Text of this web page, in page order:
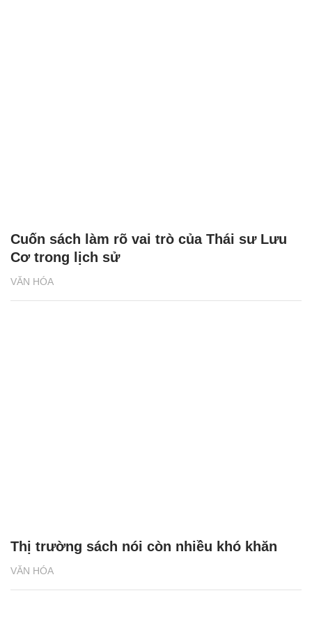
VĂN HÓA
Cuốn sách làm rõ vai trò của Thái sư Lưu
Cơ trong lịch sử
VĂN HÓA
Thị trường sách nói còn nhiều khó khăn